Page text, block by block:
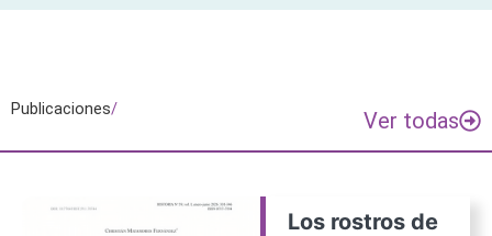
Publicaciones/ Ver todas
Los rostros de